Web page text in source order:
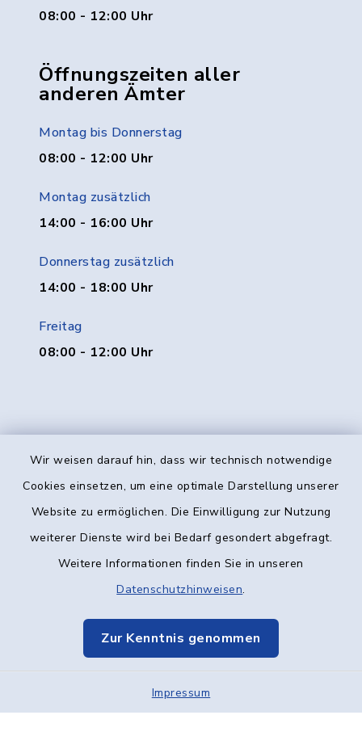
Wir weisen darauf hin, dass wir technisch notwendige
Cookies einsetzen, um eine optimale Darstellung unserer
Website zu ermöglichen. Die Einwilligung zur Nutzung
weiterer Dienste wird bei Bedarf gesondert abgefragt.
Weitere Informationen finden Sie in unseren
Datenschutzhinweisen.
Zur Kenntnis genommen
Impressum
08:00 - 12:00 Uhr
Öffnungszeiten aller
anderen Ämter
Montag bis Donnerstag
08:00 - 12:00 Uhr
Montag zusätzlich
14:00 - 16:00 Uhr
Donnerstag zusätzlich
14:00 - 18:00 Uhr
Freitag
08:00 - 12:00 Uhr
Kontakt
Datenschutz
Elektronische Kommunikation
Sitemap